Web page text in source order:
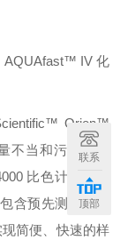
AQUAfast™ IV 化
Orion™
不当和污染的风
比色计一起使
含预先测定好含
简便、快速的样
联系
顶部